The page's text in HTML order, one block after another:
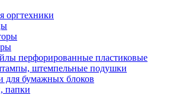
оргтехники
перфорированные пластиковые
штемпельные подушки
для бумажных блоков
папки